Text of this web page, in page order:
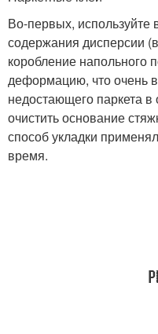
Во-первых,
содержания дисперсии
коробление напольного
деформацию, что очень
недостающего паркета
очистить основание
способ укладки
время.